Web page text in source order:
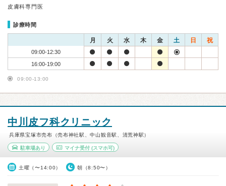
皮膚科専門医
診療時間
月 火 水 木 金 土 日 祝
09:00-12:30
16:00-19:00
09:00-13:00
中川皮フ科クリニック
兵庫県宝塚市売布（売布神社駅、中山観音駅、清荒神駅）
駐車場あり マイナ受付(スマホ可)
土曜（〜14:00） 朝（8:50〜）